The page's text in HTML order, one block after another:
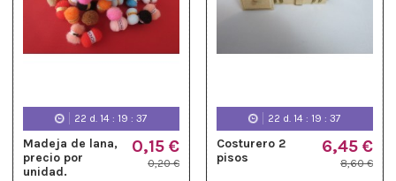
22d. 14: 19: 36
Madeja de lana,
precio por
unidad.
0,15 €
0,20 €
22d. 14: 19: 36
Costurero 2
pisos
6,45 €
8,60 €